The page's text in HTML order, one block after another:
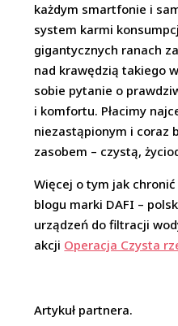
każdym smartfonie i
system karmi
gigantycznych ranach
nad krawędzią takiego
sobie pytanie o
i komfortu. Płacimy
niezastąpionym i coraz
zasobem – czystą,
Więcej o tym jak
blogu marki DAFI –
urządzeń do filtracji
akcji Operacja Czysta
Artykuł partnera.